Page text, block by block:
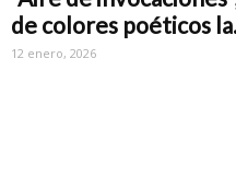
de colores poéticos
12 enero, 2026